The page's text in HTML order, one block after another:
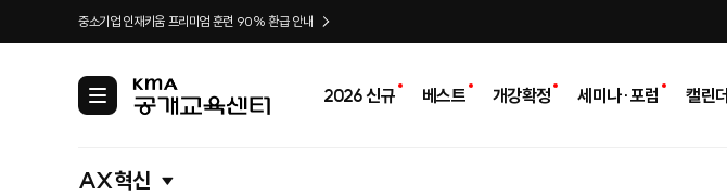
중소기업 인재키움 프리미엄 훈련 90% 환급 안내
카
테
2026 신규 베스트 개강확정 세미나·포럼 캘린더
AX혁신